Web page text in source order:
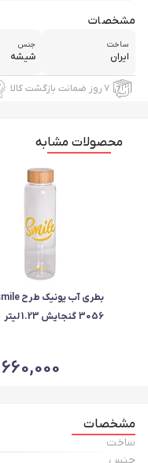
مشخصات
ساخت
ایران
جنس
شیشه
۷ روز ضمانت بازگشت کالا
محصولات مشابه
3056 گنجایش 1.23 لیتر
660,000
مشخصات
ساخت